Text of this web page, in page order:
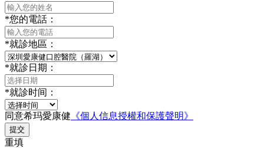
*您的電話：
*就診地區：
*就診日期：
*就診时间：
同意希玛愛康健 《個人信息授權和保護聲明》
提交
重填